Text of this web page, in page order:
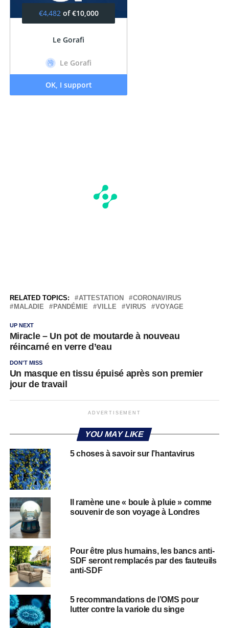
RELATED TOPICS: ATTESTATION
CORONAVIRUS
MALADIE
PANDÉMIE VILLE VIRUS VOYAGE
UP NEXT
Miracle – Un pot de moutarde à nouveau
réincarné en verre d’eau
DON'T MISS
Un masque en tissu épuisé après son premier
jour de travail
ADVERTISEMENT
YOU MAY LIKE
5 choses à savoir sur l’hantavirus
Il ramène une « boule à pluie » comme
souvenir de son voyage à Londres
Pour être plus humains, les bancs anti-
SDF seront remplacés par des fauteuils
anti-SDF
5 recommandations de l’OMS pour
lutter contre la variole du singe